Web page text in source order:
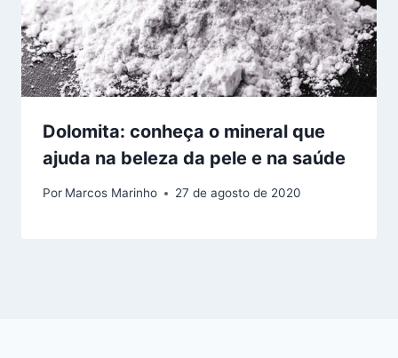
Dolomita: conheça o mineral que
ajuda na beleza da pele e na saúde
Por Marcos Marinho 27 de agosto de 2020